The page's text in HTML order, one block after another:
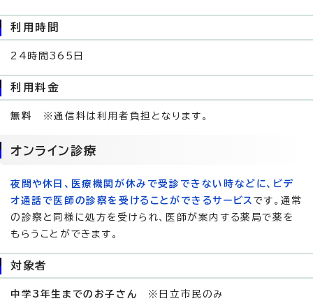
利用時間
24時間365日
利用料金
無料 ※通信料は利用者負担となります。
オンライン診療
夜間や休日、医療機関が休みで受診できない時などに、ビデ
オ通話で医師の診察を受けることができるサービス です。通常
の診察と同様に処方を受けられ、医師が案内する薬局で薬を
もらうことができます。
対象者
中学3年生までのお子さん ※日立市民のみ